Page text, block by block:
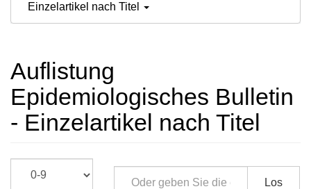
Einzelartikel nach Titel
Auflistung
Epidemiologisches Bulletin
- Einzelartikel nach Titel
Los